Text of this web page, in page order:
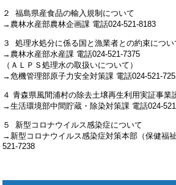
２ 福島県産食品の輸入規制について
→農林水産部農林企画課 電話024-521-8183
３ 処理水処分に係る国と漁業者との約束につい
→農林水産部水産課 電話024-521-7375
（ＡＬＰＳ処理水の取扱いについて）
→危機管理部原子力安全対策課 電話024-521-
４ 青森県風間浦村の除去土壌再生利用実証事業
→生活環境部中間貯蔵・除染対策課 電話024-
５ 新型コロナウイルス感染症について
→新型コロナウイルス感染症対策本部（保健福
521-7238